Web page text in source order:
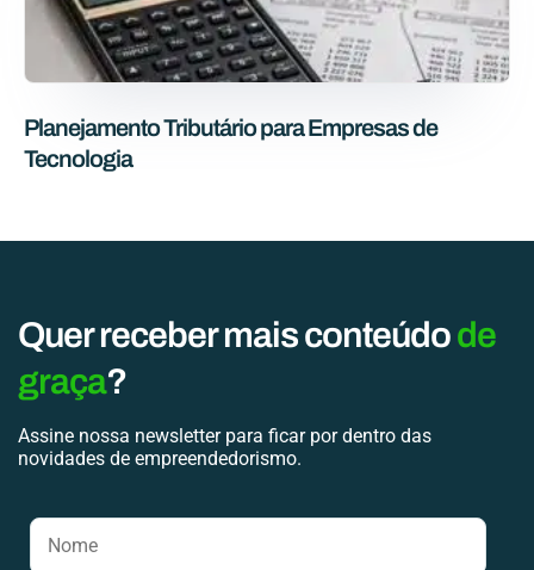
Planejamento Tributário para Empresas de
Tecnologia
Quer receber mais conteúdode
graça?
Assine nossa newsletter para ficar por dentro das
novidades de empreendedorismo.